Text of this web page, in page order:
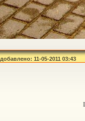
добавлено: 11-05-2011 03:43